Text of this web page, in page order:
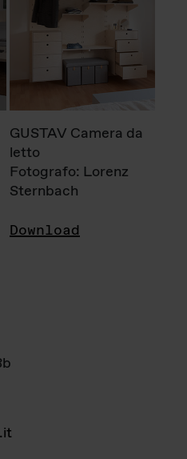
GUSTAV Camera da
letto
Fotografo: Lorenz
Sternbach
Download